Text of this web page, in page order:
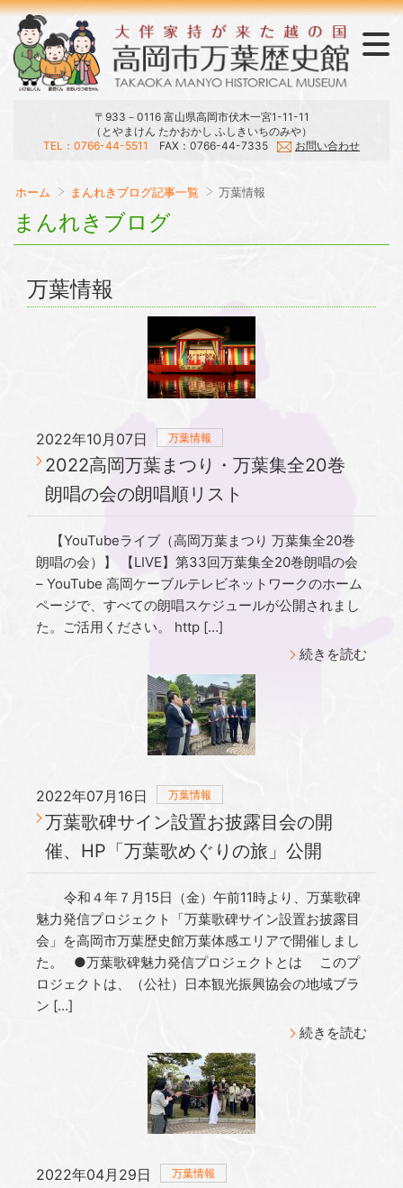
〒933－0116 富山県高岡市伏木一宮1-11-11
（とやまけん たかおかし ふしきいちのみや）
TEL：0766-44-5511
FAX：0766-44-7335 お問い合わせ
当館のご案内
展示・庭園・館内マップ
ラウンジ・おみやげ・刊行物
大伴家持と万葉集
開館日・時間・観覧料
交通アクセス
ホーム まんれきブログ記事一覧 万葉情報
まんれきブログ
万葉情報
2022年10月07日 万葉情報
2022高岡万葉まつり・万葉集全20巻
朗唱の会の朗唱順リスト
【YouTubeライブ（高岡万葉まつり 万葉集全20巻
朗唱の会）】 【LIVE】第33回万葉集全20巻朗唱の会
– YouTube 高岡ケーブルテレビネットワークのホーム
ページで、すべての朗唱スケジュールが公開されまし
た。ご活用ください。 http […]
続きを読む
2022年07月16日 万葉情報
万葉歌碑サイン設置お披露目会の開
催、HP「万葉歌めぐりの旅」公開
令和４年７月15日（金）午前11時より、万葉歌碑
魅力発信プロジェクト「万葉歌碑サイン設置お披露目
会」を高岡市万葉歴史館万葉体感エリアで開催しまし
た。 ●万葉歌碑魅力発信プロジェクトとは このプ
ロジェクトは、（公社）日本観光振興協会の地域ブラ
ン […]
続きを読む
2022年04月29日 万葉情報